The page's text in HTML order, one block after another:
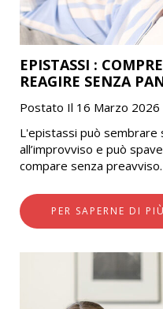
EPISTASSI :
REAGIRE SENZA
Postato Il 16 Marzo 2026
L'epistassi può sembrare
all’improvviso e può
compare senza
PER SAPERNE DI PIÙ